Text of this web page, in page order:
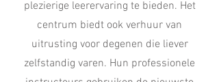
plezierige leerervaring te bieden. Het
centrum biedt ook verhuur van
uitrusting voor degenen die liever
zelfstandig varen. Hun professionele